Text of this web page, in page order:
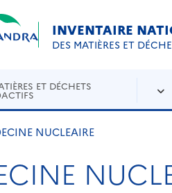
INVENTAIRE
DES MATIÈRES ET
ET DÉCHETS
NUCLEAIRE